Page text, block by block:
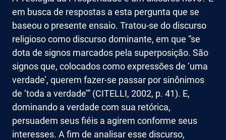
em busca de respostas a esta pergunta que se
baseou o presente ensaio. Tratou-se do discurso
religioso como discurso dominante, em que “se
dota de signos marcados pela superposição. São
signos que, colocados como expressões de ‘uma
verdade’, querem fazer-se passar por sinônimos
de ‘toda a verdade’” (CITELLI, 2002, p. 41). E,
dominando a verdade com sua retórica,
persuadem seus fiéis a agirem conforme seus
interesses. A fim de analisar esse discurso,